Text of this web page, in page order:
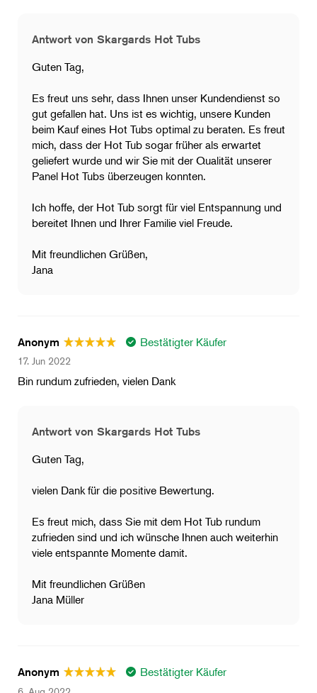
Antwort von Skargards Hot Tubs
Guten Tag,
Es freut uns sehr, dass Ihnen unser Kundendienst so
gut gefallen hat. Uns ist es wichtig, unsere Kunden
beim Kauf eines Hot Tubs optimal zu beraten. Es freut
mich, dass der Hot Tub sogar früher als erwartet
geliefert wurde und wir Sie mit der Qualität unserer
Panel Hot Tubs überzeugen konnten.
Ich hoffe, der Hot Tub sorgt für viel Entspannung und
bereitet Ihnen und Ihrer Familie viel Freude.
Mit freundlichen Grüßen,
Jana
Anonym Bestätigter Käufer
17. Jun 2022
Bin rundum zufrieden, vielen Dank
Antwort von Skargards Hot Tubs
Guten Tag,
vielen Dank für die positive Bewertung.
Es freut mich, dass Sie mit dem Hot Tub rundum
zufrieden sind und ich wünsche Ihnen auch weiterhin
viele entspannte Momente damit.
Mit freundlichen Grüßen
Jana Müller
Anonym Bestätigter Käufer